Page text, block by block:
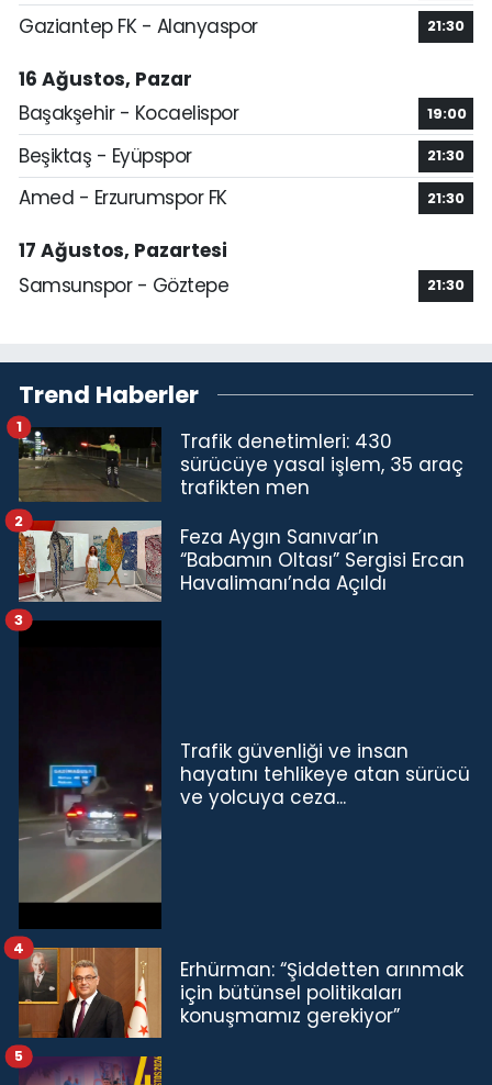
Gaziantep FK - Alanyaspor 21:30
16 Ağustos, Pazar
Başakşehir - Kocaelispor
19:00
Beşiktaş - Eyüpspor 21:30
Amed - Erzurumspor FK 21:30
17 Ağustos, Pazartesi
Samsunspor - Göztepe
21:30
Trend Haberler
Trafik denetimleri: 430
sürücüye yasal işlem, 35 araç
trafikten men
1
Feza Aygın Sanıvar’ın
“Babamın Oltası” Sergisi Ercan
Havalimanı’nda Açıldı
2
Trafik güvenliği ve insan
hayatını tehlikeye atan sürücü
ve yolcuya ceza...
3
Erhürman: “Şiddetten arınmak
için bütünsel politikaları
konuşmamız gerekiyor”
4
5